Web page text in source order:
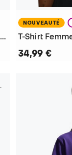
T-Shirt Fc Barcelona Fanswear 2026-2027
NOUVEAUTÉ
34,99 €